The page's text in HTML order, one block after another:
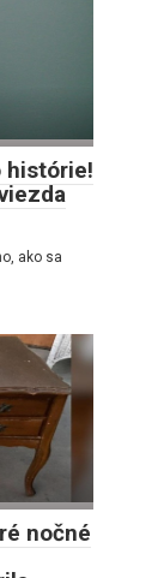
histórie!
ako sa
nočné